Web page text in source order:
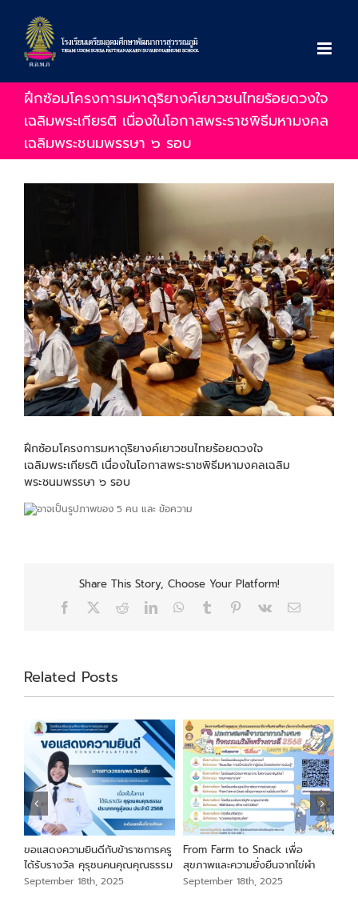
content
ฝึกซ้อมโครงการมหาดุริยางค์เยาวชนไทยร้อยดวงใจ
เฉลิมพระเกียรติ เนื่องในโอกาสพระราชพิธีมหามงคล
เฉลิมพระชนมพรรษา ๖ รอบ
ฝึกซ้อมโครงการมหาดุริยางค์เยาวชนไทยร้อยดวงใจ
เฉลิมพระเกียรติ เนื่องในโอกาสพระราชพิธีมหามงคลเฉลิม
พระชนมพรรษา ๖ รอบ
Share This Story, Choose Your Platform!
Facebook RedditLinkedInWhatsApp
Tumblr Pinterest
Vk Email
Related Posts
ขอแสดงความยินดีกับข้าราชการครู
ได้รับรางวัล คุรุชนคนคุณคุณธรรม
September 18th, 2025
From Farm to Snack เพื่อ
สุขภาพและความยั่งยืนจากไข่ผำ
September 18th, 2025